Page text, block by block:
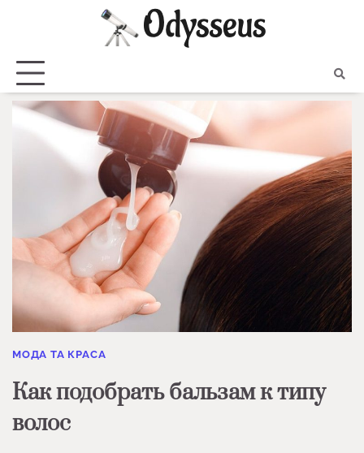
МОДА ТА КРАСА
Как подобрать бальзам к типу
волос